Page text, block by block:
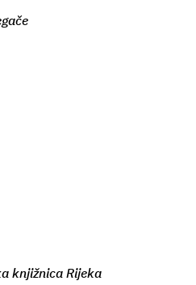
knjižnica Rijeka